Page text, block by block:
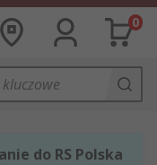
0
do RS Polska